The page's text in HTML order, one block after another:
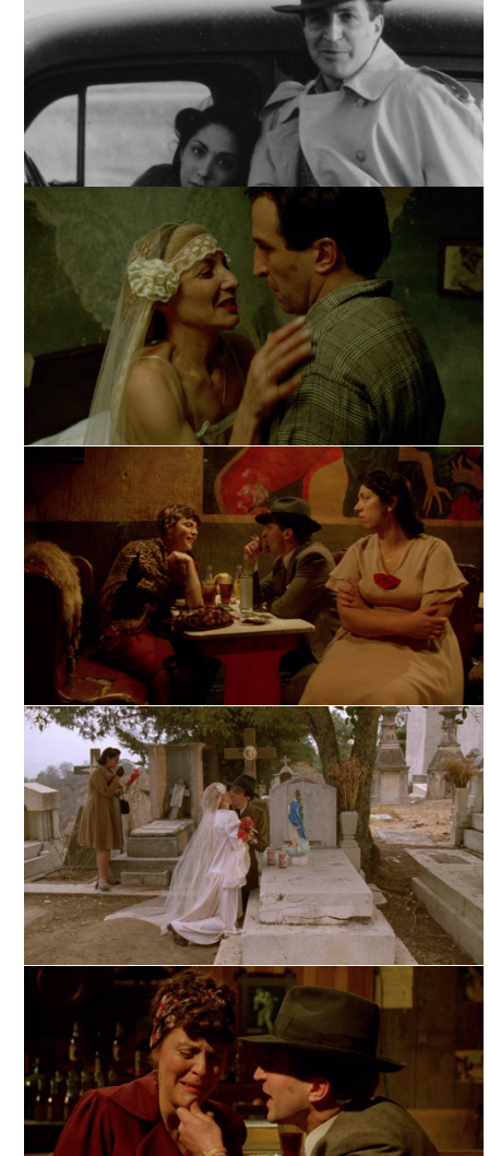
PROFUNDO CARMESÍ, ARCHIVO CINETECA NACIONAL
PROFUNDO CARMESÍ, ARCHIVO CINETECA NACIONAL
PROFUNDO CARMESÍ, TOMADA DE FILMINLATINO
PROFUNDO CARMESÍ, TOMADA DE FILMINLATINO
PROFUNDO CARMESÍ, TOMADA DE FILMINLATINO